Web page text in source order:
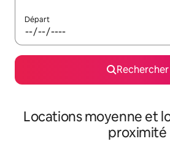
Départ
Rechercher
Locations moyenne et
proximité